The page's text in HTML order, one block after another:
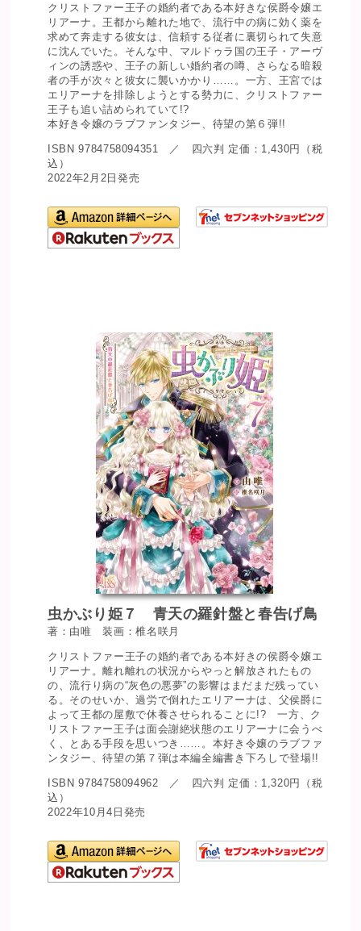
クリストファー王子の婚約者である本好きな侯爵令嬢エ
リアーナ。王都から離れた地で、流行中の病に効く薬を
求めて奔走する彼女は、信頼する従者に裏切られて失意
に沈んでいた。そんな中、マルドゥラ国の王子・アーヴ
ィンの誘惑や、王子の新しい婚約者の噂、さらなる暗殺
者の手が次々と彼女に襲いかかり……。一方、王宮では
エリアーナを排除しようとする勢力に、クリストファー
王子も追い詰められていて!?
本好き令嬢のラブファンタジー、待望の第６弾!!
ISBN 9784758094351 ／ 四六判 定価：1,430円（税
込）
2022年2月2日発売
虫かぶり姫７ 青天の羅針盤と春告げ鳥
著：由唯 装画：椎名咲月
クリストファー王子の婚約者である本好きの侯爵令嬢エ
リアーナ。離れ離れの状況からやっと解放されたもの
の、流行り病の“灰色の悪夢”の影響はまだまだ残ってい
る。そのせいか、過労で倒れたエリアーナは、父侯爵に
よって王都の屋敷で休養させられることに!? 一方、ク
リストファー王子は面会謝絶状態のエリアーナに会うべ
く、とある手段を思いつき……。本好き令嬢のラブファ
ンタジー、待望の第７弾は本編全編書き下ろしで登場!!
ISBN 9784758094962 ／ 四六判 定価：1,320円（税
込）
2022年10月4日発売